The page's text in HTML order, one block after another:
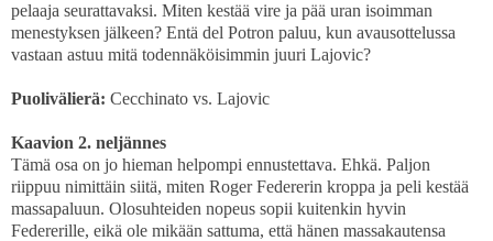
pelaaja seurattavaksi. Miten kestää vire ja pää uran isoimman
menestyksen jälkeen? Entä del Potron paluu, kun avausottelussa
vastaan astuu mitä todennäköisimmin juuri Lajovic?
Puolivälierä: Cecchinato vs. Lajovic
Kaavion 2. neljännes
Tämä osa on jo hieman helpompi ennustettava. Ehkä. Paljon
riippuu nimittäin siitä, miten Roger Federerin kroppa ja peli kestää
massapaluun. Olosuhteiden nopeus sopii kuitenkin hyvin
Federerille, eikä ole mikään sattuma, että hänen massakautensa